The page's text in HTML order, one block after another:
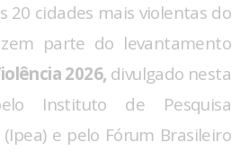
20 cidades mais violentas do
parte do levantamento
2026, divulgado nesta
Instituto de Pesquisa
e pelo Fórum Brasileiro